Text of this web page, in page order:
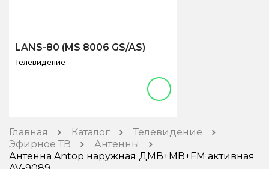
LANS-80 (MS 8006 GS/AS)
Телевидение
Главная Каталог
Телевидение
Эфирное ТВ
Антенны
Антенна Antop наружная ДМВ+МВ+FM активная